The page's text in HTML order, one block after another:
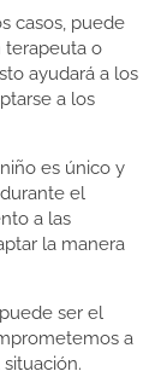
casos, puede
terapeuta o
ayudará a los
a los
es único y
el
a las
la manera
ser el
a